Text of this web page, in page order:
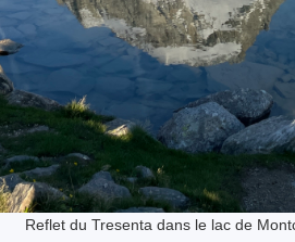
Reflet du Tresenta dans le lac de